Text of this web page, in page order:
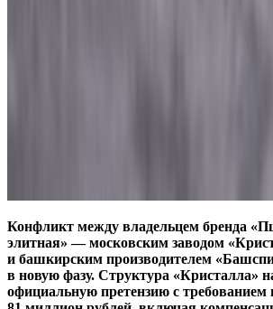
Конфликт между владельцем бренда
элитная» — московским заводом
и башкирским производителем
в новую фазу. Структура «Кристалла»
официальную претензию с